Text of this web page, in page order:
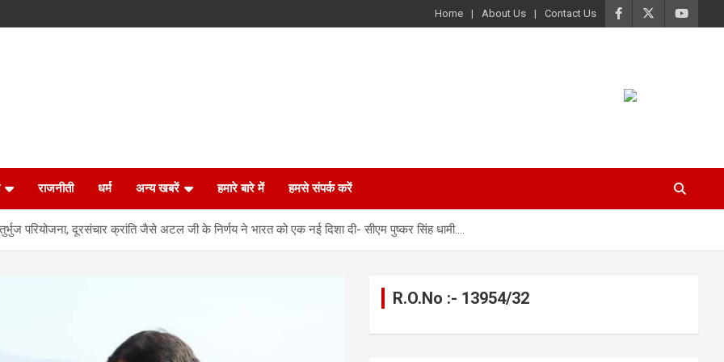
Home About Us Contact Us
राजनीती धर्म अन्य खबरें हमारे बारे में हमसे संपर्क करें
परियोजना, दूरसंचार क्रांति जैसे अटल जी के निर्णय ने भारत को एक नई दिशा दी- सीएम पुष्कर सिंह धामी….
R.O.No :- 13954/32